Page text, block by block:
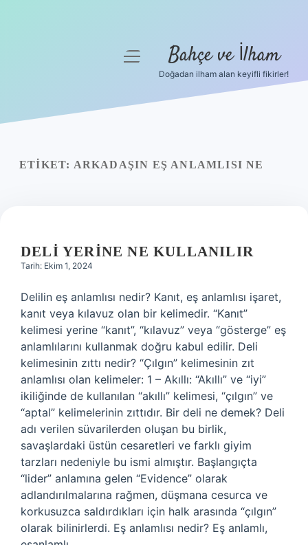
Yasal Uyarı
menüyü
Bahçe ve İlham
Doğadan ilham alan keyifli fikirler!
ETIKET: ARKADAŞIN EŞ ANLAMLISI NE
DELI YERINE NE KULLANILIR
Tarih: Ekim 1, 2024
Delilin eş anlamlısı nedir? Kanıt, eş anlamlısı işaret,
kanıt veya kılavuz olan bir kelimedir. “Kanıt”
kelimesi yerine “kanıt”, “kılavuz” veya “gösterge” eş
anlamlılarını kullanmak doğru kabul edilir. Deli
kelimesinin zıttı nedir? “Çılgın” kelimesinin zıt
anlamlısı olan kelimeler: 1 – Akıllı: “Akıllı” ve “iyi”
ikiliğinde de kullanılan “akıllı” kelimesi, “çılgın” ve
“aptal” kelimelerinin zıttıdır. Bir deli ne demek? Deli
adı verilen süvarilerden oluşan bu birlik,
savaşlardaki üstün cesaretleri ve farklı giyim
tarzları nedeniyle bu ismi almıştır. Başlangıçta
“lider” anlamına gelen “Evidence” olarak
adlandırılmalarına rağmen, düşmana cesurca ve
korkusuzca saldırdıkları için halk arasında “çılgın”
olarak bilinirlerdi. Eş anlamlısı nedir? Eş anlamlı,